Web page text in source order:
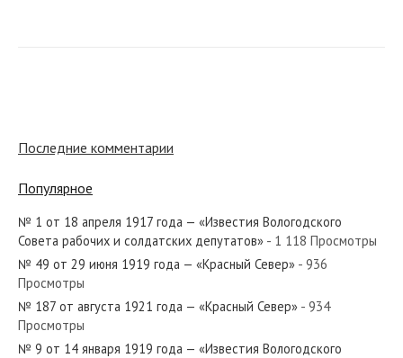
№ 74 от марта 1973 года — «Красный Север»
№ 77 от апреля 1952 года — «Красный Север»
Последние комментарии
Популярное
№ 1 от 18 апреля 1917 года — «Известия Вологодского
Совета рабочих и солдатских депутатов» - 1 118 Просмотры
№ 49 от 29 июня 1919 года — «Красный Север» - 936
Просмотры
№ 187 от августа 1921 года — «Красный Север» - 934
Просмотры
№ 9 от 14 января 1919 года — «Известия Вологодского